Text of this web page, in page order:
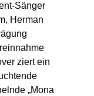
Sänger
Herman
ziert ein
„Mona